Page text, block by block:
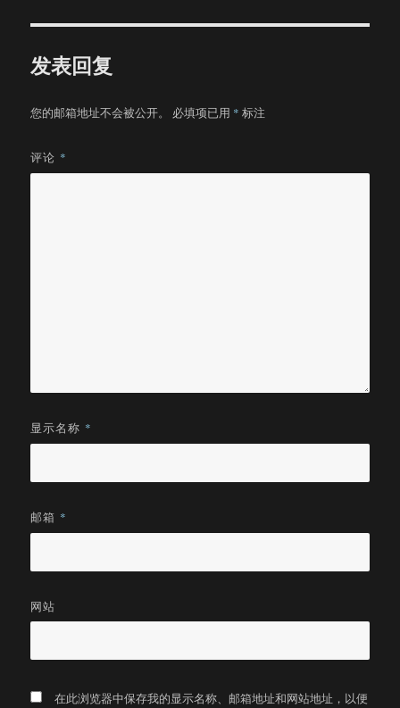
发表回复
您的邮箱地址不会被公开。 必填项已用 * 标注
评论 *
显示名称 *
邮箱 *
网站
在此浏览器中保存我的显示名称、邮箱地址和网站地址，以便